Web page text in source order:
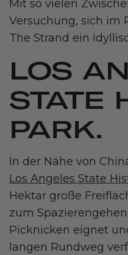
Mit so vielen
Versuchung, sich im
The Strand ein
LOS
STATE
PARK.
In der Nähe von
Los Angeles State
Hektar große
zum
Picknicken eignet
langen Rundweg